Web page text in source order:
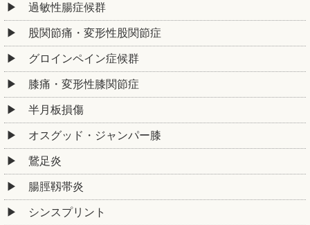
過敏性腸症候群
股関節痛・変形性股関節症
グロインペイン症候群
膝痛・変形性膝関節症
半月板損傷
オスグッド・ジャンパー膝
鵞足炎
腸脛靱帯炎
シンスプリント